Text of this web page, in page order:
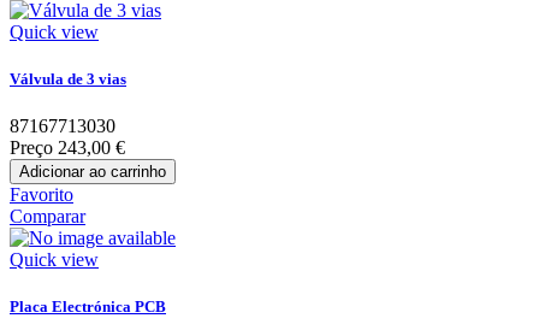
Quick view
Válvula de 3 vias
87167713030
Preço 243,00 €
Adicionar ao carrinho
Favorito
Comparar
Quick view
Placa Electrónica PCB